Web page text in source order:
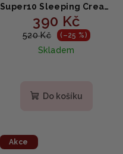
Super10 Sleeping Cream
- noční krém proti
vráskám 70ml
390 Kč
520 Kč (–25 %)
Skladem
Do košíku
Akce